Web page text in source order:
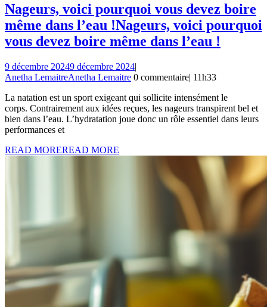
Nageurs, voici pourquoi vous devez boire
même dans l’eau !Nageurs, voici pourquoi
vous devez boire même dans l’eau !
9 décembre 20249 décembre 2024|
Anetha LemaitreAnetha Lemaitre 0 commentaire| 11h33
La natation est un sport exigeant qui sollicite intensément le
corps. Contrairement aux idées reçues, les nageurs transpirent bel et
bien dans l’eau. L’hydratation joue donc un rôle essentiel dans leurs
performances et
READ MOREREAD MORE